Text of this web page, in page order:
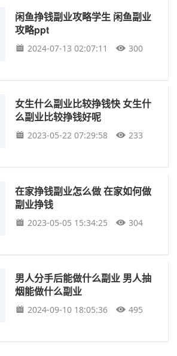
闲鱼挣钱副业攻略学生 闲鱼副业
攻略ppt
2024-07-13 02:07:11 300
女生什么副业比较挣钱快 女生什
么副业比较挣钱好呢
2023-05-22 07:29:58 233
在家挣钱副业怎么做 在家如何做
副业挣钱
2023-05-05 15:34:25 304
男人分手后能做什么副业 男人抽
烟能做什么副业
2024-09-10 18:05:36 495